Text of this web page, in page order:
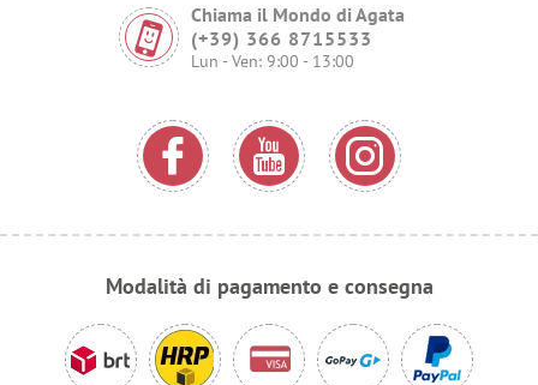
Chiama il Mondo di Agata
(+39) 366 8715533
Lun - Ven: 9:00 - 13:00
Modalità di pagamento e consegna